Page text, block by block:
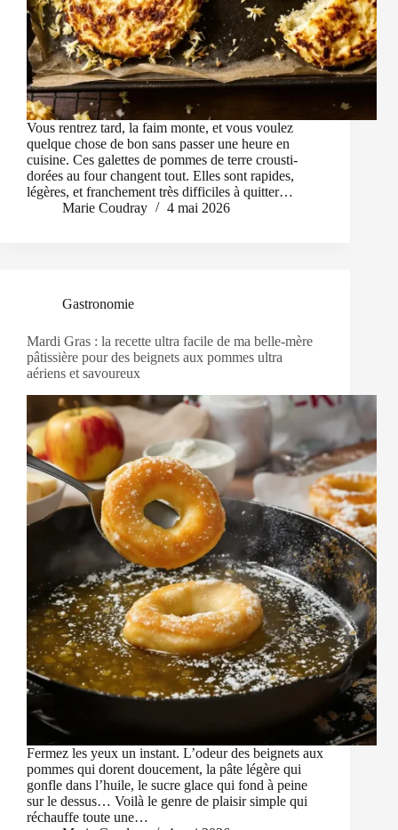
Vous rentrez tard, la faim monte, et vous voulez
quelque chose de bon sans passer une heure en
cuisine. Ces galettes de pommes de terre crousti-
dorées au four changent tout. Elles sont rapides,
légères, et franchement très difficiles à quitter…
Marie Coudray
4 mai 2026
Gastronomie
Mardi Gras : la recette ultra facile de ma belle-mère
pâtissière pour des beignets aux pommes ultra
aériens et savoureux
Fermez les yeux un instant. L’odeur des beignets aux
pommes qui dorent doucement, la pâte légère qui
gonfle dans l’huile, le sucre glace qui fond à peine
sur le dessus… Voilà le genre de plaisir simple qui
réchauffe toute une…